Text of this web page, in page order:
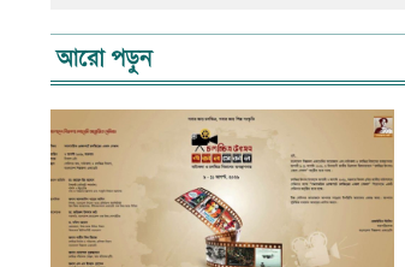
আরো পড়ুন